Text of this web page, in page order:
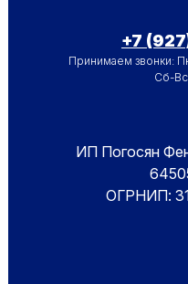
+7
Принимаем звонки:
Сб-
ИП Погосян
ОГРНИП: